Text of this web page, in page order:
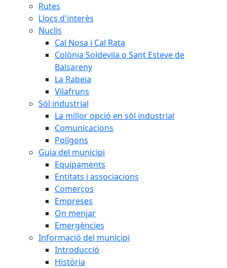
Rutes
Llocs d'interès
Nuclis
Cal Nosa i Cal Rata
Colònia Soldevila o Sant Esteve de
Balsareny
La Rabeia
Vilafruns
Sòl industrial
La millor opció en sòl industrial
Comunicacions
Polígons
Guia del municipi
Equipaments
Entitats i associacions
Comerços
Empreses
On menjar
Emergències
Informació del municipi
Introducció
Història